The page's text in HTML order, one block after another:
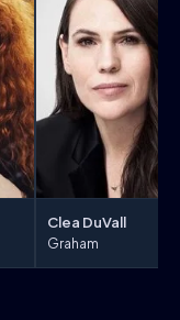
Clea DuVall
Graham